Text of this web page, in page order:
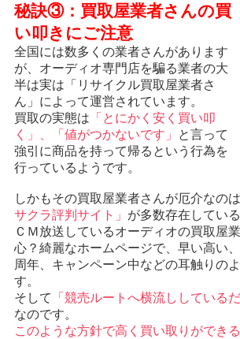
秘訣③：買取屋業者さんの買
い叩きにご注意
全国には数多くの業者さんがあります
が、オーディオ専門店を騙る業者の大
半は実は「リサイクル買取屋業者さ
ん」によって運営されています。
買取の実態は 「とにかく安く買い叩
く」、「値がつかないです」
と言って
強引に商品を持って帰るという行為を
行っているようです。
しかもその買取屋業者さんが厄介なのは
サクラ評判サイト」 が多数存在してい
ＣＭ放送しているオーディオの買取屋
心？綺麗なホームページで、早い高い
周年、キャンペーン中などの耳触りの
す。
そして
「競売ルートへ横流ししているだ
なのです。
このような方針で高く買い取りができ